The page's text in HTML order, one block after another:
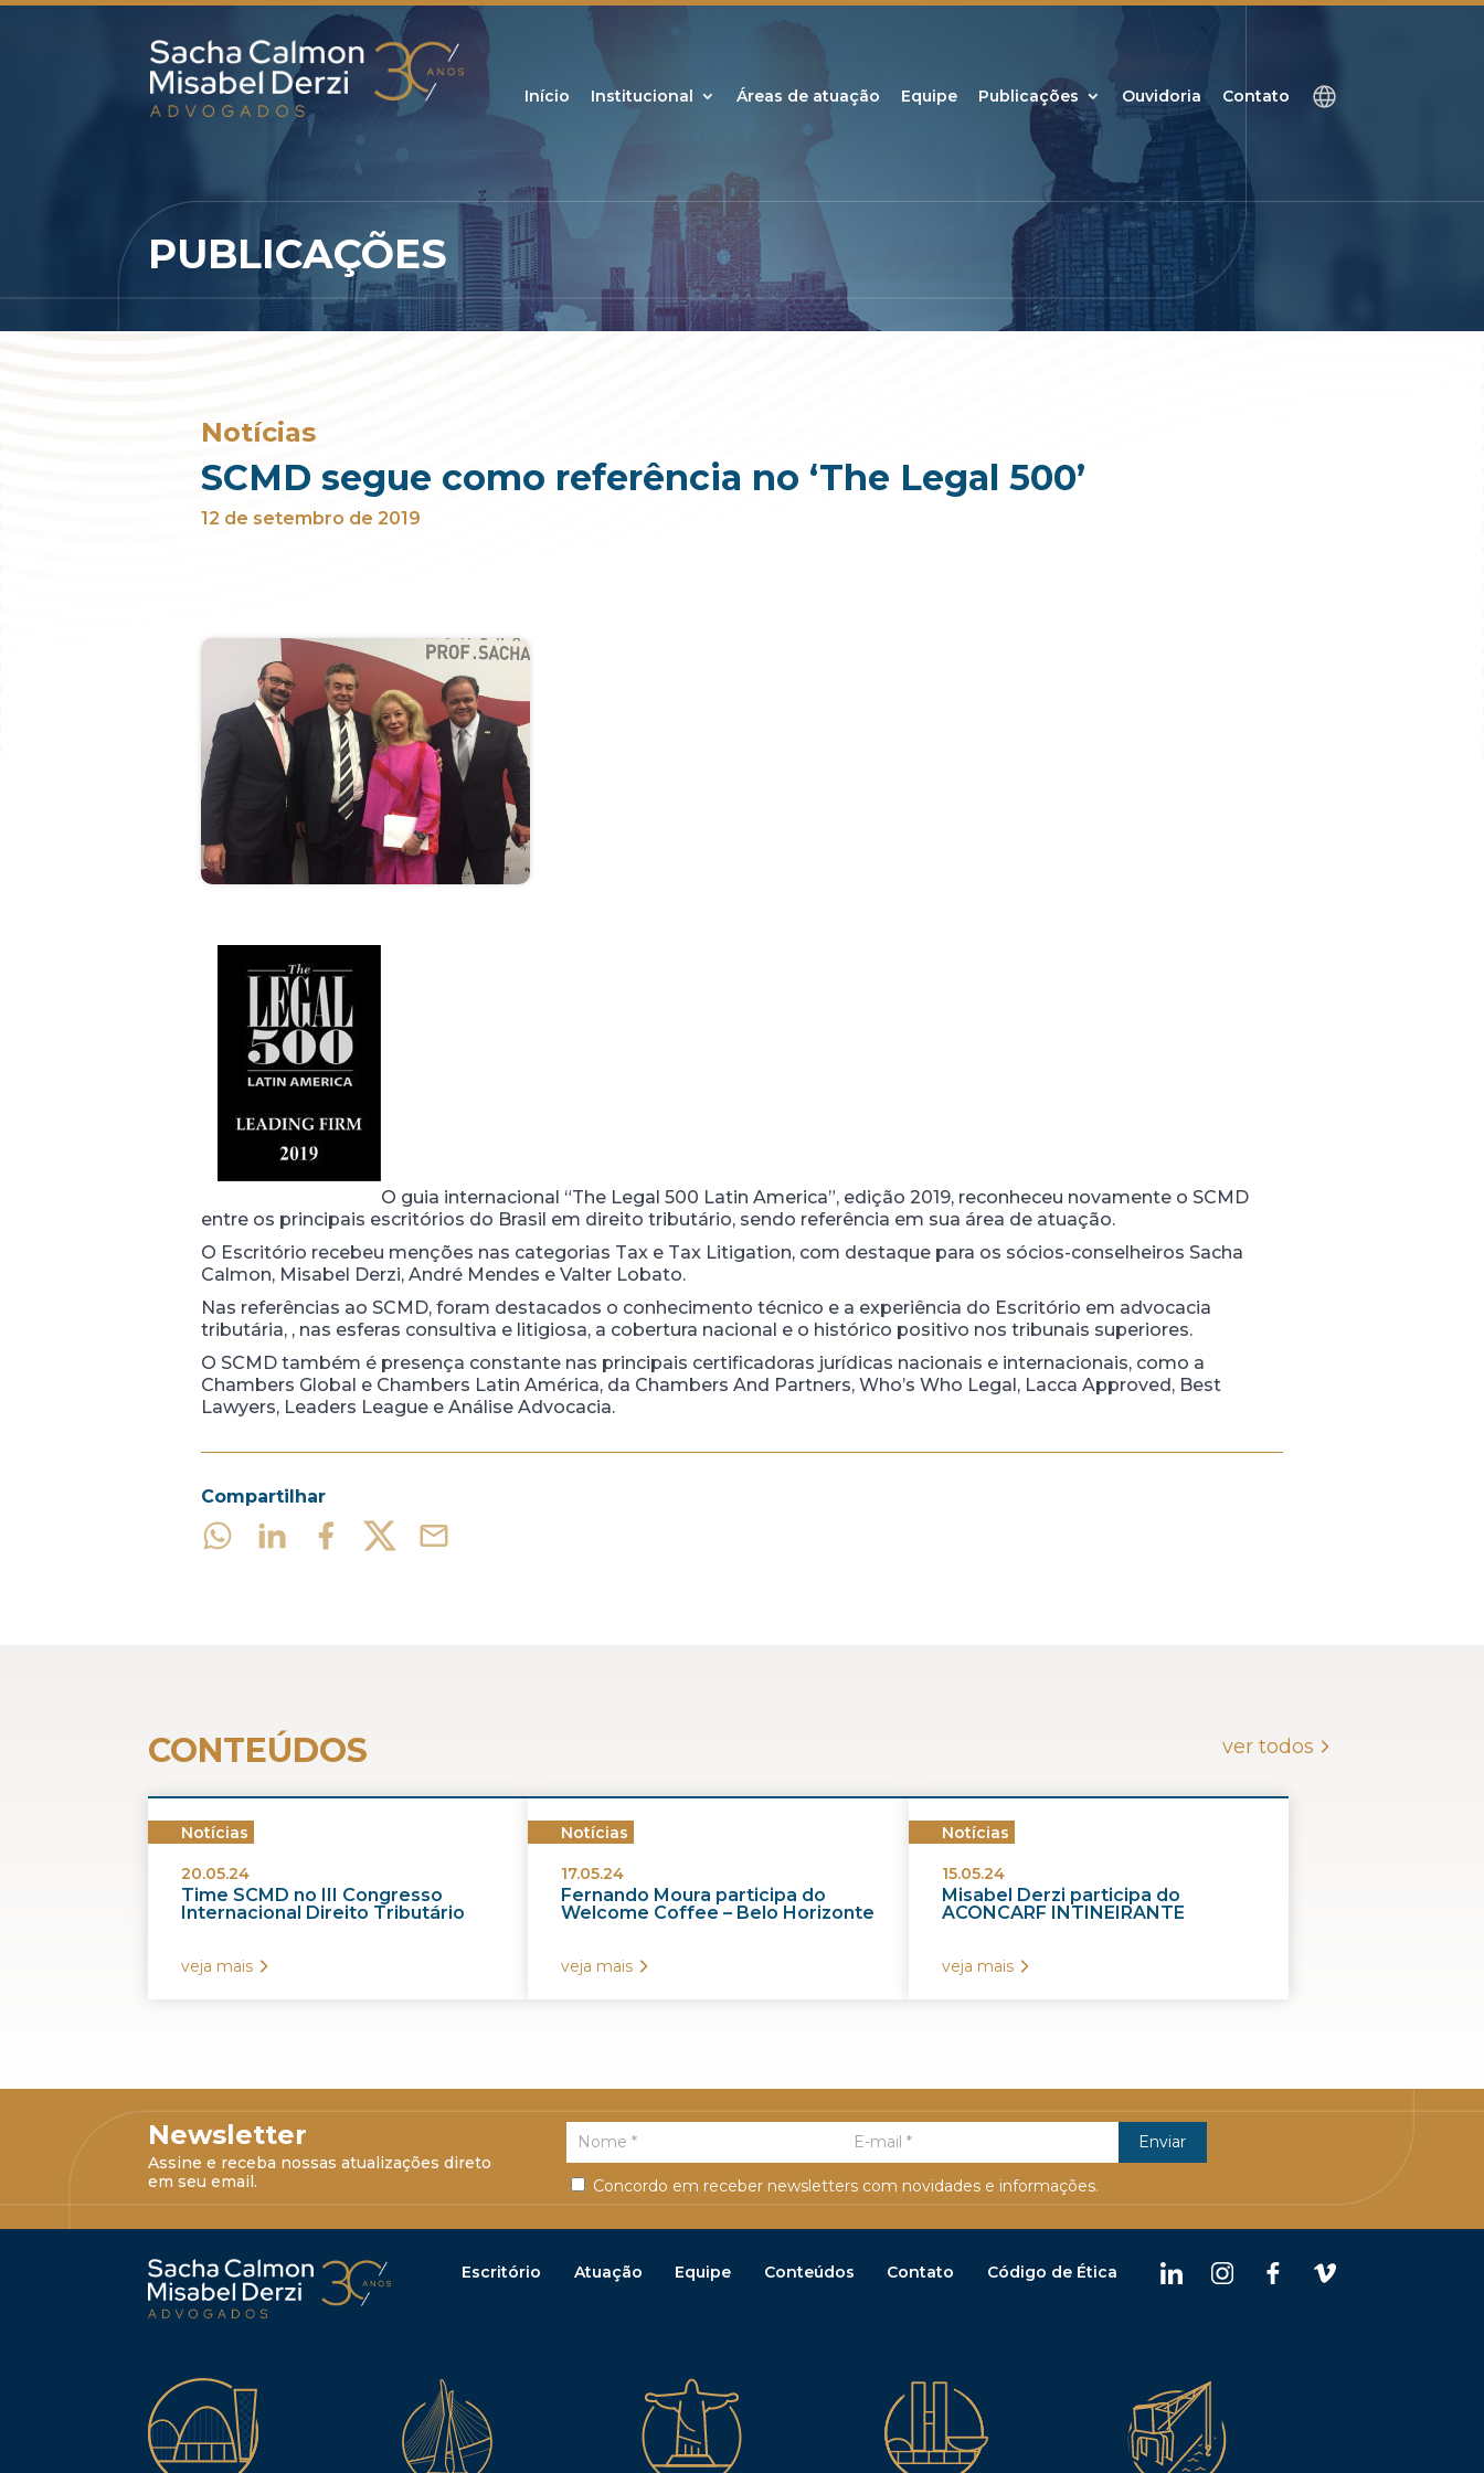
Início Institucional Áreas de atuação Equipe Publicações Ouvidoria Contato
PUBLICAÇÕES
Notícias
SCMD segue como referência no ‘The Legal 500’
12 de setembro de 2019
O guia internacional “The Legal 500 Latin America”, edição 2019, reconheceu novamente o SCMD
entre os principais escritórios do Brasil em direito tributário, sendo referência em sua área de atuação.
O Escritório recebeu menções nas categorias Tax e Tax Litigation, com destaque para os sócios-conselheiros Sacha
Calmon, Misabel Derzi, André Mendes e Valter Lobato.
Nas referências ao SCMD, foram destacados o conhecimento técnico e a experiência do Escritório em advocacia
tributária, , nas esferas consultiva e litigiosa, a cobertura nacional e o histórico positivo nos tribunais superiores.
O SCMD também é presença constante nas principais certificadoras jurídicas nacionais e internacionais, como a
Chambers Global e Chambers Latin América, da Chambers And Partners, Who’s Who Legal, Lacca Approved, Best
Lawyers, Leaders League e Análise Advocacia.
Compartilhar
CONTEÚDOS ver todos
Notícias
20.05.24
Time SCMD no III Congresso
Internacional Direito Tributário
veja mais
Notícias
17.05.24
Fernando Moura participa do
Welcome Coffee – Belo Horizonte
veja mais
Notícias
15.05.24
Misabel Derzi participa do
ACONCARF INTINEIRANTE
veja mais
Newsletter
Assine e receba nossas atualizações direto
em seu email.
Concordo em receber newsletters com novidades e informações.
Escritório Atuação Equipe Conteúdos Contato Código de Ética